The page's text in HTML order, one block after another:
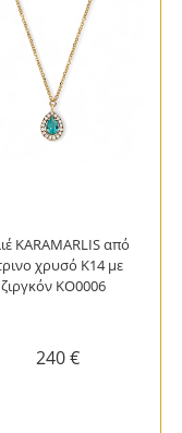
KARAMARLIS από
χρυσό Κ14 με
ζιργκόν KO0006
240 €